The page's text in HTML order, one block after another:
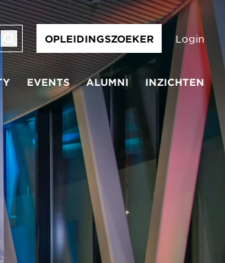
OPLEIDINGSZOEKER Login
EVENTS ALUMNI INZICHTEN